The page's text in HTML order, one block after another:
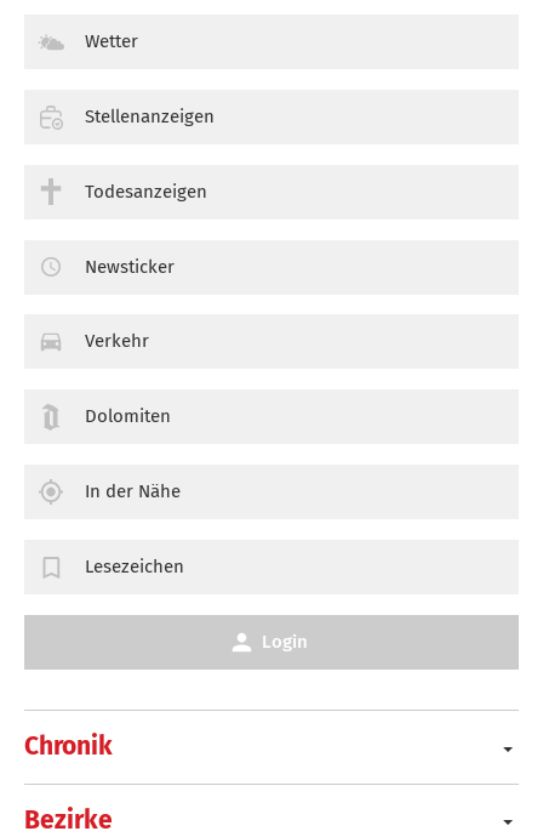
Chronik
Bezirke
Wetter
Stellenanzeigen
Todesanzeigen
Newsticker
Verkehr
Dolomiten
In der Nähe
Lesezeichen
Login